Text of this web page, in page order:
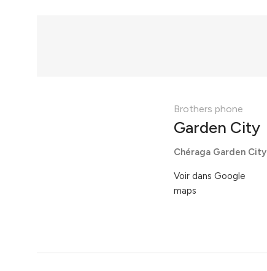
Brothers phone
Garden City
Chéraga Garden City
Voir dans Google
maps